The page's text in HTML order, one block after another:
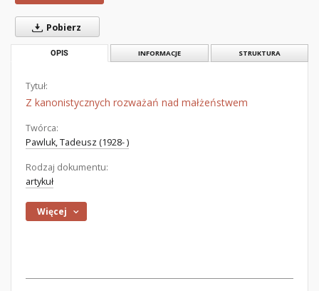
Pobierz
OPIS INFORMACJE STRUKTURA
Tytuł:
Z kanonistycznych rozważań nad małżeństwem
Twórca:
Pawluk, Tadeusz (1928- )
Rodzaj dokumentu:
artykuł
Więcej